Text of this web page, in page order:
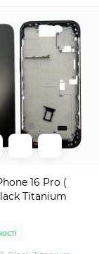
16 Pro (
Titanium